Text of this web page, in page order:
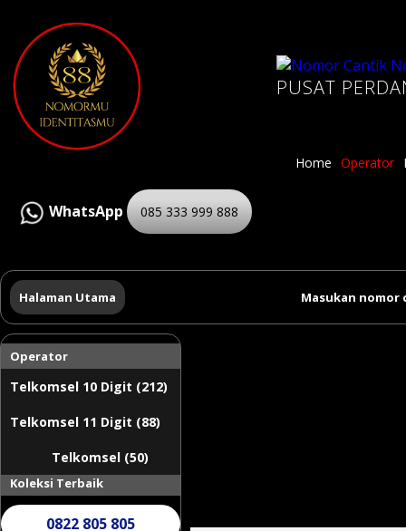
PUSAT
Home Operator
WhatsApp 085 333 999 888
Halaman Utama Masukan nomor
Operator
Telkomsel 10 Digit (212)
Telkomsel 11 Digit (88)
Telkomsel (50)
Koleksi Terbaik
0822 805 805